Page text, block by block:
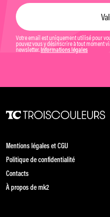
Votre email est uniquement utilisé pour
pouvez vous y désinscrire à tout moment
newsletter. Informations légales
Mentions légales et CGU
Politique de confidentialité
Contacts
À propos de mk2